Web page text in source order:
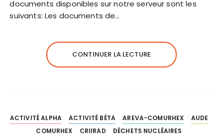
documents disponibles sur notre serveur sont les
suivants: Les documents de…
CONTINUER LA LECTURE
ACTIVITÉ ALPHA ACTIVITÉ BÉTA AREVA-COMURHEX
AUDE
COMURHEX
CRIIRAD
DÉCHETS NUCLÉAIRES